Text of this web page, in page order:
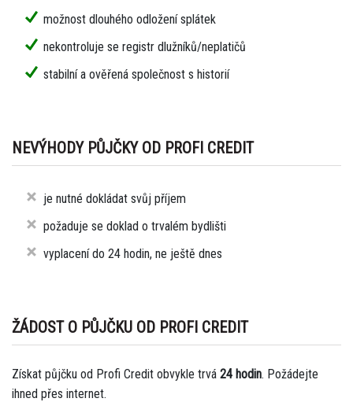
možnost dlouhého odložení splátek
nekontroluje se registr dlužníků/neplatičů
stabilní a ověřená společnost s historií
NEVÝHODY PŮJČKY OD PROFI CREDIT
je nutné dokládat svůj příjem
požaduje se doklad o trvalém bydlišti
vyplacení do 24 hodin, ne ještě dnes
ŽÁDOST O PŮJČKU OD PROFI CREDIT
Získat půjčku od Profi Credit obvykle trvá 24 hodin. Požádejte
ihned přes internet.